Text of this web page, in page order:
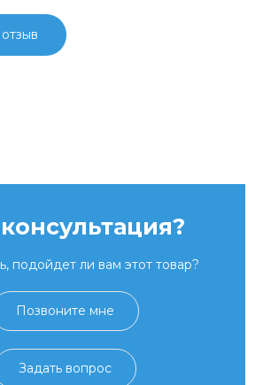
подойдет ли вам этот товар?
Позвоните мне
Задать вопрос